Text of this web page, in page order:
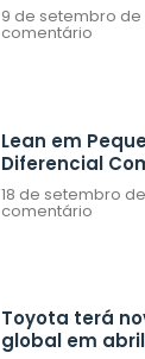
9 de setembro de
comentário
Lean em
Diferencial
18 de setembro de
comentário
Toyota terá
global em abril